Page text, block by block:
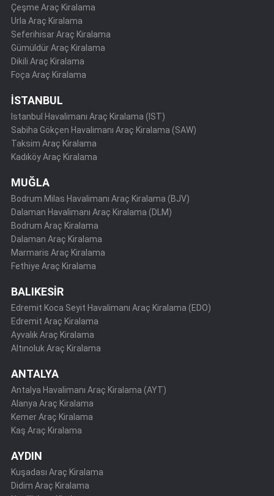
Çeşme Araç Kiralama
Urla Araç Kiralama
Seferihisar Araç Kiralama
Gümüldür Araç Kiralama
Dikili Araç Kiralama
Foça Araç Kiralama
İSTANBUL
Istanbul Havalimanı Araç Kiralama (IST)
Sabiha Gökçen Havalimanı Araç Kiralama (SAW)
Taksim Araç Kiralama
Kadıköy Araç Kiralama
MUĞLA
Bodrum Milas Havalimanı Araç Kiralama (BJV)
Dalaman Havalimanı Araç Kiralama (DLM)
Bodrum Araç Kiralama
Dalaman Araç Kiralama
Marmaris Araç Kiralama
Fethiye Araç Kiralama
BALIKESİR
Edremit Koca Seyit Havalimanı Araç Kiralama (EDO)
Edremit Araç Kiralama
Ayvalık Araç Kiralama
Altınoluk Araç Kiralama
ANTALYA
Antalya Havalimanı Araç Kiralama (AYT)
Alanya Araç Kiralama
Kemer Araç Kiralama
Kaş Araç Kiralama
AYDIN
Kuşadası Araç Kiralama
Didim Araç Kiralama